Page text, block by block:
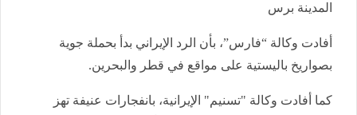
المدينة برس
أفادت وكالة “فارس”، بأن الرد الإيراني بدأ بحملة جوية
بصواريخ باليستية على مواقع في قطر والبحرين.
كما أفادت وكالة "تسنيم" الإيرانية، بانفجارات عنيفة تهز